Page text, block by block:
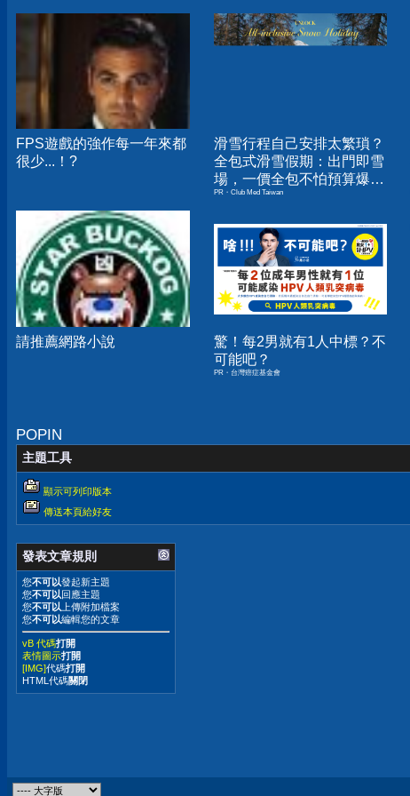
FPS遊戲的強作每一年來都
很少...！?
滑雪行程自己安排太繁瑣？
全包式滑雪假期：出門即雪
場，一價全包不怕預算爆
表！
PR・Club Med Taiwan
請推薦網路小說
驚！每2男就有1人中標？不
可能吧？
PR・台灣癌症基金會
POPIN
主題工具
顯示可列印版本
傳送本頁給好友
發表文章規則
您不可以發起新主題
您不可以回應主題
您不可以 上傳附加檔案
您不可以編輯您的文章
vB 代碼打開
表情圖示打開
[IMG]代碼打開
HTML代碼關閉